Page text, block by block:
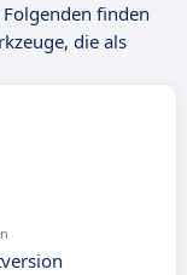
finden
die als